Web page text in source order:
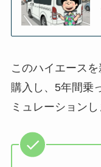
このハイエース
購入し、5年間乗
ミュレーションし